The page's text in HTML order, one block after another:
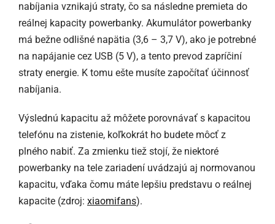
nabíjania vznikajú straty, čo sa následne premieta do
reálnej kapacity powerbanky. Akumulátor powerbanky
má bežne odlišné napätia (3,6 – 3,7 V), ako je potrebné
na napájanie cez USB (5 V), a tento prevod zapríčiní
straty energie. K tomu ešte musíte započítať účinnosť
nabíjania.
Výslednú kapacitu až môžete porovnávať s kapacitou
telefónu na zistenie, koľkokrát ho budete môcť z
plného nabiť. Za zmienku tiež stojí, že niektoré
powerbanky na tele zariadení uvádzajú aj normovanou
kapacitu, vďaka čomu máte lepšiu predstavu o reálnej
kapacite (zdroj: xiaomifans).